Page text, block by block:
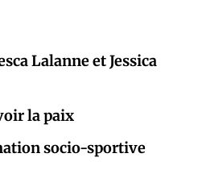
Lalanne et Jessica
la paix
socio-sportive